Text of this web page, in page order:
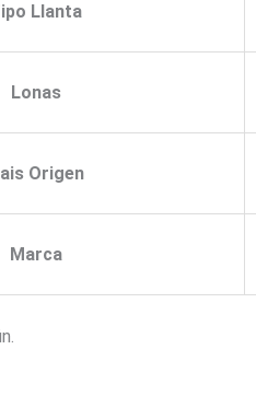
Llanta
Lonas
Origen
Marca